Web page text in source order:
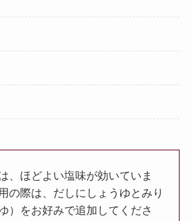
、ほどよい塩味が効いていま
の際は、だしにしょうゆとみり
）をお好みで追加してくださ